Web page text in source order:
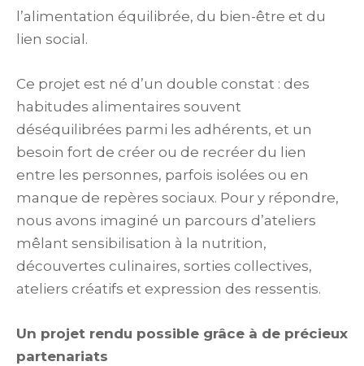
l’alimentation équilibrée, du bien-être et du
lien social.
Ce projet est né d’un double constat : des
habitudes alimentaires souvent
déséquilibrées parmi les adhérents, et un
besoin fort de créer ou de recréer du lien
entre les personnes, parfois isolées ou en
manque de repères sociaux. Pour y répondre,
nous avons imaginé un parcours d’ateliers
mêlant sensibilisation à la nutrition,
découvertes culinaires, sorties collectives,
ateliers créatifs et expression des ressentis.
Un projet rendu possible grâce à de précieux
partenariats